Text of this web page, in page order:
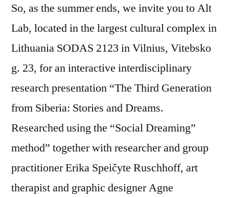
So, as the summer ends, we invite you to Alt
Lab, located in the largest cultural complex in
Lithuania SODAS 2123 in Vilnius, Vitebsko
g. 23, for an interactive interdisciplinary
research presentation “The Third Generation
from Siberia: Stories and Dreams.
Researched using the “Social Dreaming”
method” together with researcher and group
practitioner Erika Speičyte Ruschhoff, art
therapist and graphic designer Agne